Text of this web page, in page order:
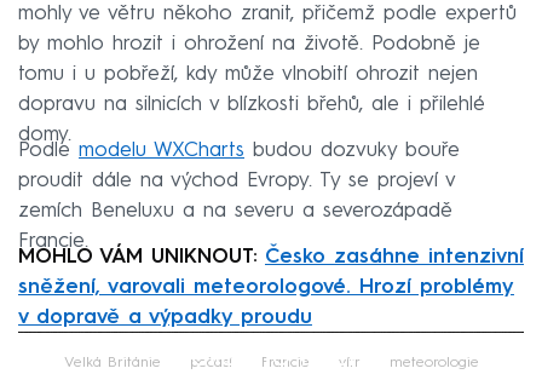
mohly ve větru někoho zranit, přičemž podle expertů
by mohlo hrozit i ohrožení na životě. Podobně je
tomu i u pobřeží, kdy může vlnobití ohrozit nejen
dopravu na silnicích v blízkosti břehů, ale i přilehlé
domy.
Podle modelu WXCharts budou dozvuky bouře
proudit dále na východ Evropy. Ty se projeví v
zemích Beneluxu a na severu a severozápadě
Francie.
MOHLO VÁM UNIKNOUT: Česko zasáhne intenzivní
sněžení, varovali meteorologové. Hrozí problémy
v dopravě a výpadky proudu
Failed to fetch
Velká Británie počasí Francie vítr meteorologie